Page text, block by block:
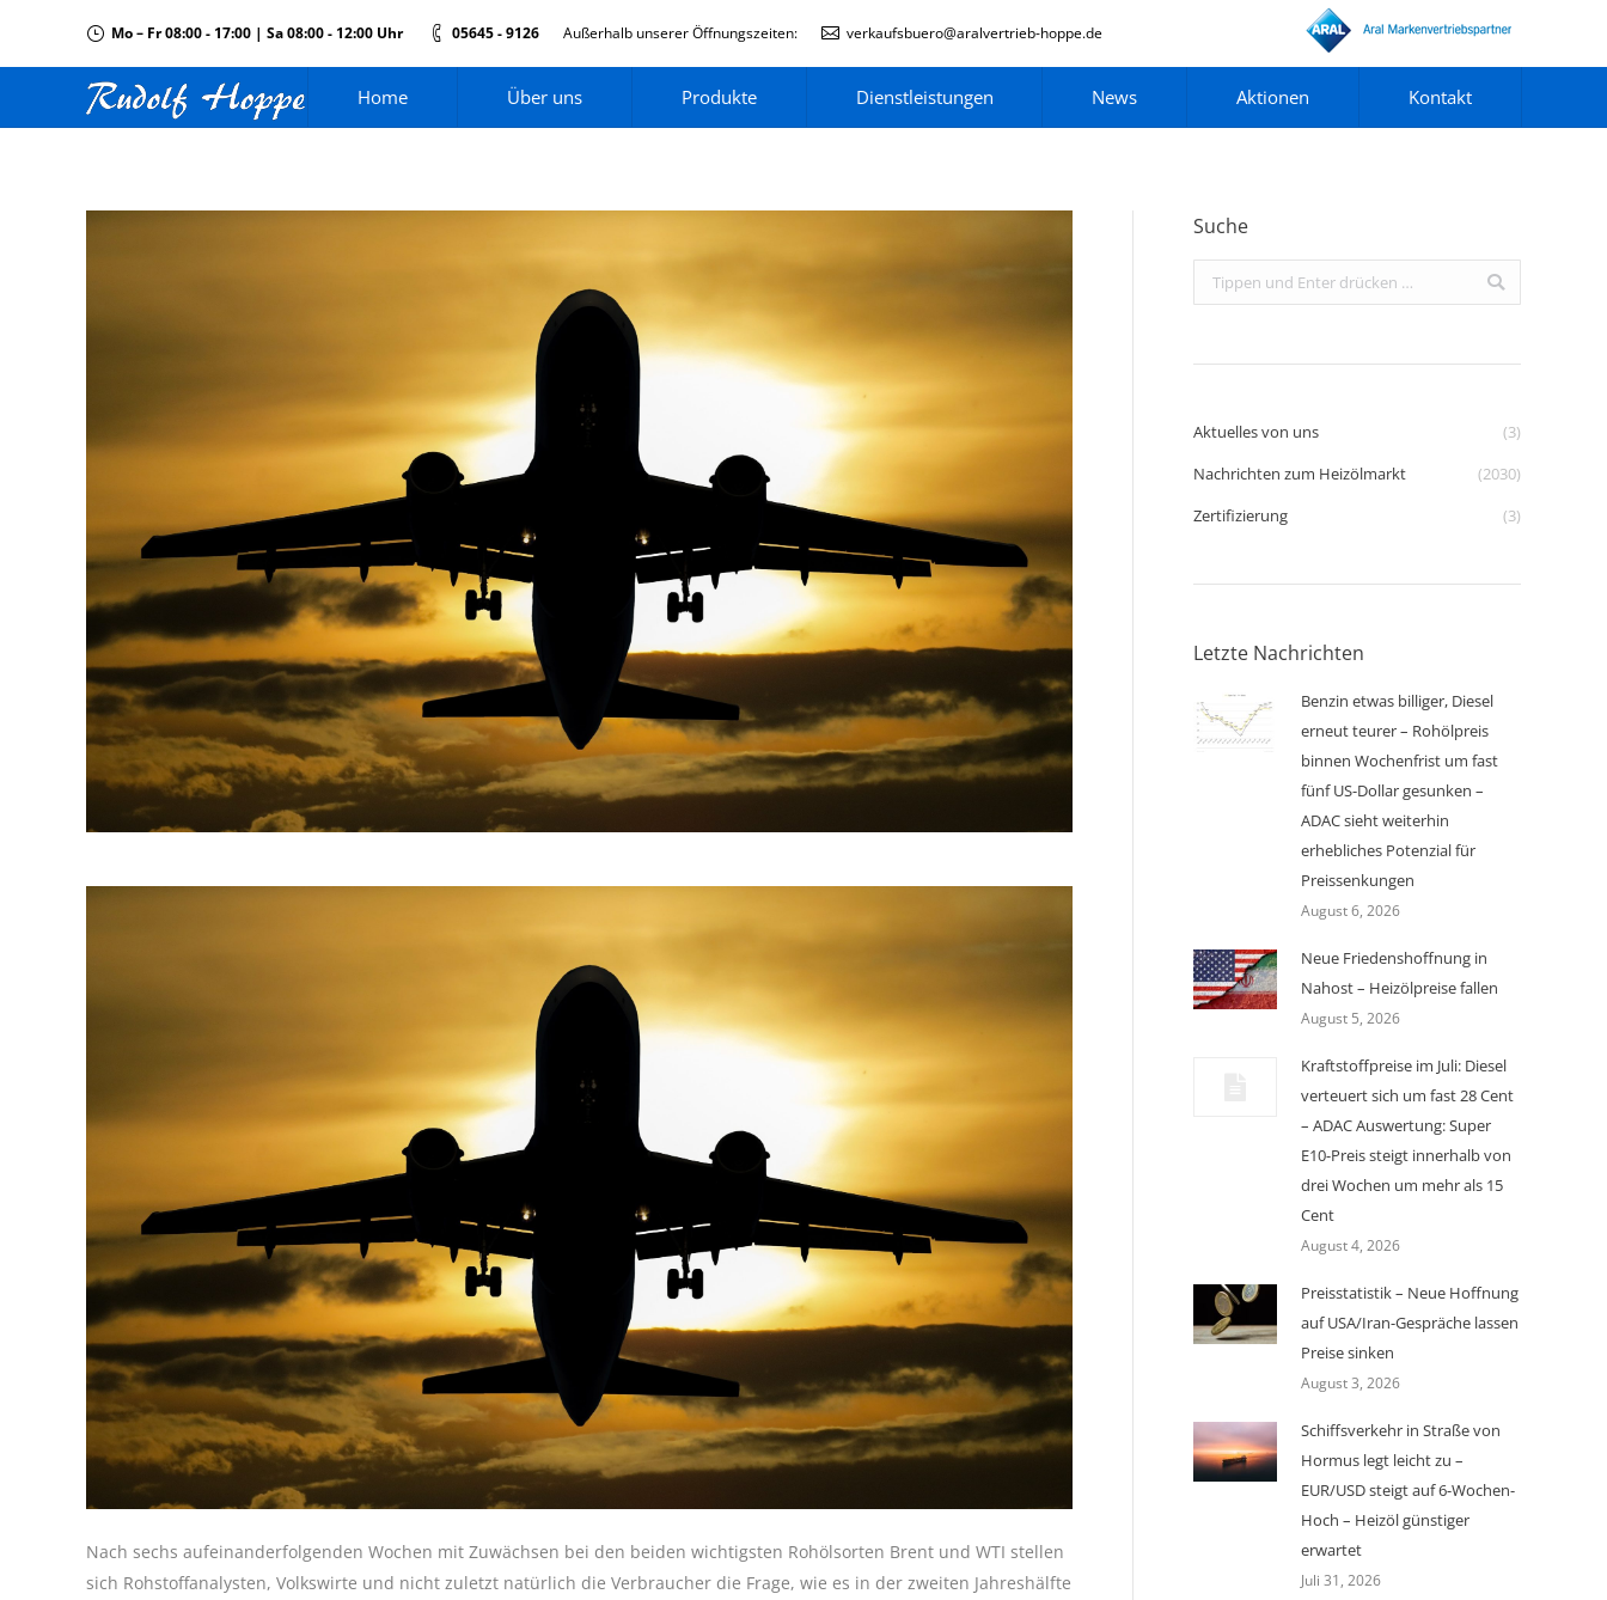
Mo – Fr 08:00 - 17:00 | Sa 08:00 - 12:00 Uhr 05645 - 9126 Außerhalb unserer Öffnungszeiten: verkaufsbuero@aralvertrieb-hoppe.de
Home Über uns Produkte Dienstleistungen News Aktionen Kontakt
Nach sechs aufeinanderfolgenden Wochen mit Zuwächsen bei den beiden wichtigsten Rohölsorten Brent und WTI stellen
sich Rohstoffanalysten, Volkswirte und nicht zuletzt natürlich die Verbraucher die Frage, wie es in der zweiten Jahreshälfte
Suche
Search:
Aktuelles von uns
(3)
Nachrichten zum Heizölmarkt
(2030)
Zertifizierung
(3)
Letzte Nachrichten
Benzin etwas billiger, Diesel
erneut teurer – Rohölpreis
binnen Wochenfrist um fast
fünf US-Dollar gesunken –
ADAC sieht weiterhin
erhebliches Potenzial für
Preissenkungen
August 6, 2026
Neue Friedenshoffnung in
Nahost – Heizölpreise fallen
August 5, 2026
Kraftstoffpreise im Juli: Diesel
verteuert sich um fast 28 Cent
– ADAC Auswertung: Super
E10-Preis steigt innerhalb von
drei Wochen um mehr als 15
Cent
August 4, 2026
Preisstatistik – Neue Hoffnung
auf USA/Iran-Gespräche lassen
Preise sinken
August 3, 2026
Schiffsverkehr in Straße von
Hormus legt leicht zu –
EUR/USD steigt auf 6-Wochen-
Hoch – Heizöl günstiger
erwartet
Juli 31, 2026